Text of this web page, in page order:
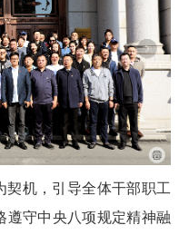
契机，引导全体干部职工
遵守中央八项规定精神融